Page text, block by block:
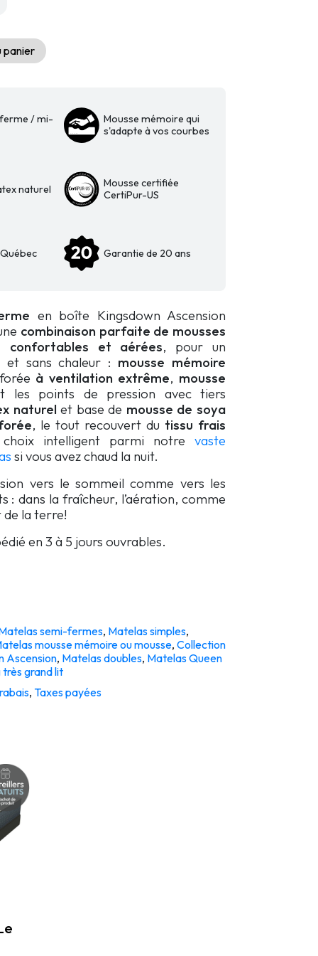
panier
/ mi-
Mousse mémoire qui
s'adapte à vos courbes
naturel
Mousse certifiée
CertiPur-US
Garantie de 20 ans
en boîte Kingsdown Ascension
combinaison parfaite de mousses
confortables et aérées, pour un
et sans chaleur : mousse mémoire
à ventilation extrême, mousse
les points de pression avec tiers
naturelet base de mousse de soya
, le tout recouvert du tissu frais
intelligent parmi notrevaste
si vous avez chaud la nuit.
vers le sommeil comme vers les
: dans la fraîcheur, l’aération, comme
de la terre!
en 3 à 5 jours ouvrables.
semi-fermes, Matelas simples,
mousse mémoire ou mousse, Collection
Ascension, Matelas doubles, Matelas Queen
grand lit
, Taxes payées